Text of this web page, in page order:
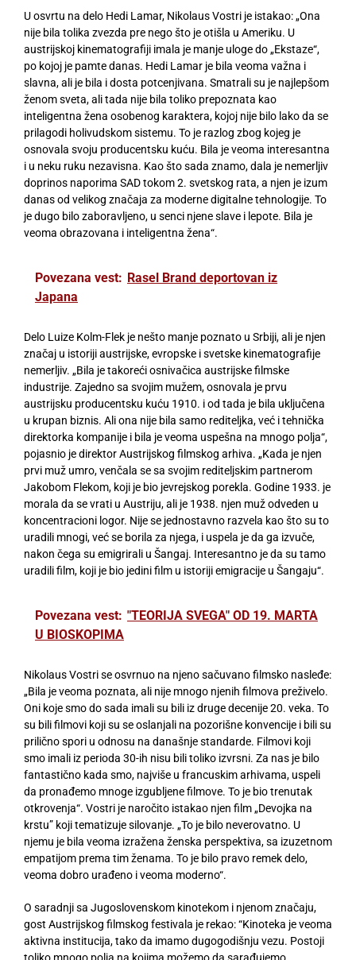
U osvrtu na delo Hedi Lamar, Nikolaus Vostri je istakao: „Ona
nije bila tolika zvezda pre nego što je otišla u Ameriku. U
austrijskoj kinematografiji imala je manje uloge do „Ekstaze“,
po kojoj je pamte danas. Hedi Lamar je bila veoma važna i
slavna, ali je bila i dosta potcenjivana. Smatrali su je najlepšom
ženom sveta, ali tada nije bila toliko prepoznata kao
inteligentna žena osobenog karaktera, kojoj nije bilo lako da se
prilagodi holivudskom sistemu. To je razlog zbog kojeg je
osnovala svoju producentsku kuću. Bila je veoma interesantna
i u neku ruku nezavisna. Kao što sada znamo, dala je nemerljiv
doprinos naporima SAD tokom 2. svetskog rata, a njen je izum
danas od velikog značaja za moderne digitalne tehnologije. To
je dugo bilo zaboravljeno, u senci njene slave i lepote. Bila je
veoma obrazovana i inteligentna žena“.
Povezana vest: Rasel Brand deportovan iz
Japana
Delo Luize Kolm-Flek je nešto manje poznato u Srbiji, ali je njen
značaj u istoriji austrijske, evropske i svetske kinematografije
nemerljiv. „Bila je takoreći osnivačica austrijske filmske
industrije. Zajedno sa svojim mužem, osnovala je prvu
austrijsku producentsku kuću 1910. i od tada je bila uključena
u krupan biznis. Ali ona nije bila samo rediteljka, već i tehnička
direktorka kompanije i bila je veoma uspešna na mnogo polja“,
pojasnio je direktor Austrijskog filmskog arhiva. „Kada je njen
prvi muž umro, venčala se sa svojim rediteljskim partnerom
Jakobom Flekom, koji je bio jevrejskog porekla. Godine 1933. je
morala da se vrati u Austriju, ali je 1938. njen muž odveden u
koncentracioni logor. Nije se jednostavno razvela kao što su to
uradili mnogi, već se borila za njega, i uspela je da ga izvuče,
nakon čega su emigrirali u Šangaj. Interesantno je da su tamo
uradili film, koji je bio jedini film u istoriji emigracije u Šangaju“.
Povezana vest: "TEORIJA SVEGA" OD 19. MARTA
U BIOSKOPIMA
Nikolaus Vostri se osvrnuo na njeno sačuvano filmsko nasleđe:
„Bila je veoma poznata, ali nije mnogo njenih filmova preživelo.
Oni koje smo do sada imali su bili iz druge decenije 20. veka. To
su bili filmovi koji su se oslanjali na pozorišne konvencije i bili su
prilično spori u odnosu na današnje standarde. Filmovi koji
smo imali iz perioda 30-ih nisu bili toliko izvrsni. Za nas je bilo
fantastično kada smo, najviše u francuskim arhivama, uspeli
da pronađemo mnoge izgubljene filmove. To je bio trenutak
otkrovenja“. Vostri je naročito istakao njen film „Devojka na
krstu” koji tematizuje silovanje. „To je bilo neverovatno. U
njemu je bila veoma izražena ženska perspektiva, sa izuzetnom
empatijom prema tim ženama. To je bilo pravo remek delo,
veoma dobro urađeno i veoma moderno“.
O saradnji sa Jugoslovenskom kinotekom i njenom značaju,
gost Austrijskog filmskog festivala je rekao: “Kinoteka je veoma
aktivna institucija, tako da imamo dugogodišnju vezu. Postoji